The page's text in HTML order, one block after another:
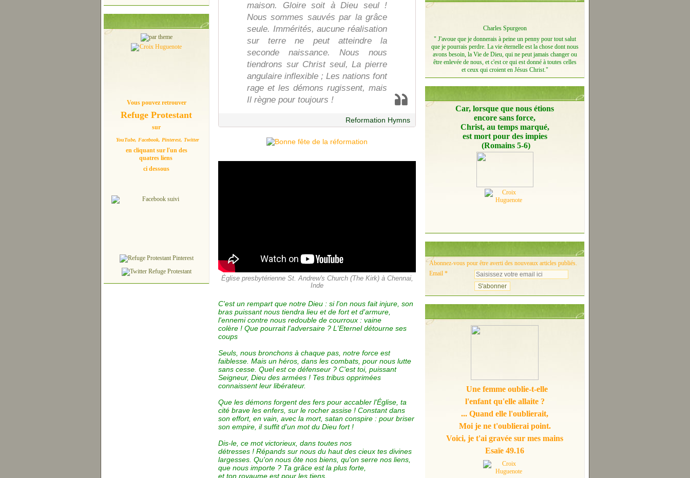
Vous pouvez retrouver
Refuge Protestant
sur
YouTube, Facebook, Pinterest, Twitter
en cliquant sur l'un des
quatres liens
ci dessous
maison. Gloire soit à Dieu seul !
Nous sommes sauvés par la grâce
seule. Immérités, aucune réalisation
sur terre ne peut atteindre la
seconde naissance. Nous nous
tiendrons sur Christ seul, La pierre
angulaire inflexible ; Les nations font
rage et les démons rugissent, mais
Il règne pour toujours !
Reformation Hymns
Église presbytérienne St. Andrew's Church (The Kirk) à Chennai,
Inde
C'est un rempart que notre Dieu : si l'on nous fait injure, son
bras puissant nous tiendra lieu et de fort et d'armure,
l'ennemi contre nous redouble de courroux : vaine
colère ! Que pourrait l'adversaire ? L'Eternel détourne ses
coups
Seuls, nous bronchons à chaque pas, notre force est
faiblesse. Mais un héros, dans les combats, pour nous lutte
sans cesse. Quel est ce défenseur ? C'est toi, puissant
Seigneur, Dieu des armées ! Tes tribus opprimées
connaissent leur libérateur.
Que les démons forgent des fers pour accabler l'Église, ta
cité brave les enfers, sur le rocher assise ! Constant dans
son effort, en vain, avec la mort, satan conspire : pour briser
son empire, il suffit d'un mot du Dieu fort !
Dis-le, ce mot victorieux, dans toutes nos
détresses ! Répands sur nous du haut des cieux tes divines
largesses. Qu'on nous ôte nos biens, qu'on serre nos liens,
que nous importe ? Ta grâce est la plus forte,
et ton royaume est pour les tiens.
Charles Spurgeon
" J'avoue que je donnerais à peine un penny pour tout salut
que je pourrais perdre. La vie éternelle est la chose dont nous
avons besoin, la Vie de Dieu, qui ne peut jamais changer ou
être enlevée de nous, et c'est ce qui est donné à toutes celles
et ceux qui croient en Jésus Christ."
Car, lorsque que nous étions
encore sans force,
Christ, au temps marqué,
est mort pour des impies
(Romains 5-6)
Abonnez-vous pour être averti des nouveaux articles publiés.
Email
Une femme oublie-t-elle
l'enfant qu'elle allaite ?
... Quand elle l'oublierait,
Moi je ne t'oublierai point.
Voici, je t'ai gravée sur mes mains
Esaïe 49.16